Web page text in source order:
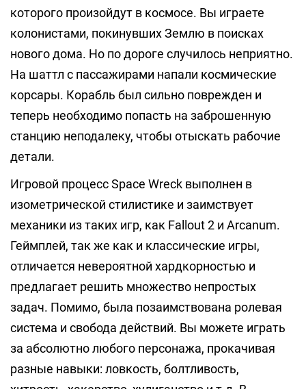
которого произойдут в космосе. Вы играете
колонистами, покинувших Землю в поисках
нового дома. Но по дороге случилось неприятно.
На шаттл с пассажирами напали космические
корсары. Корабль был сильно поврежден и
теперь необходимо попасть на заброшенную
станцию неподалеку, чтобы отыскать рабочие
детали.
Игровой процесс Space Wreck выполнен в
изометрической стилистике и заимствует
механики из таких игр, как Fallout 2 и Arcanum.
Геймплей, так же как и классические игры,
отличается невероятной хардкорностью и
предлагает решить множество непростых
задач. Помимо, была позаимствована ролевая
система и свобода действий. Вы можете играть
за абсолютно любого персонажа, прокачивая
разные навыки: ловкость, болтливость,